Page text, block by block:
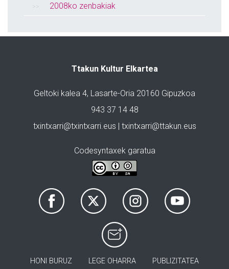
2008ko zenbakiak
Ttakun Kultur Elkartea
Geltoki kalea 4, Lasarte-Oria 20160 Gipuzkoa
943 37 14 48
txintxarri@txintxarri.eus | txintxarri@ttakun.eus
Codesyntaxek garatua
HONI BURUZ LEGE OHARRA PUBLIZITATEA